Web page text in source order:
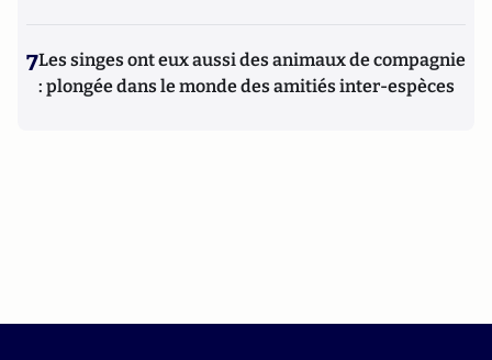
7Les singes ont eux aussi des animaux de compagnie
: plongée dans le monde des amitiés inter-espèces